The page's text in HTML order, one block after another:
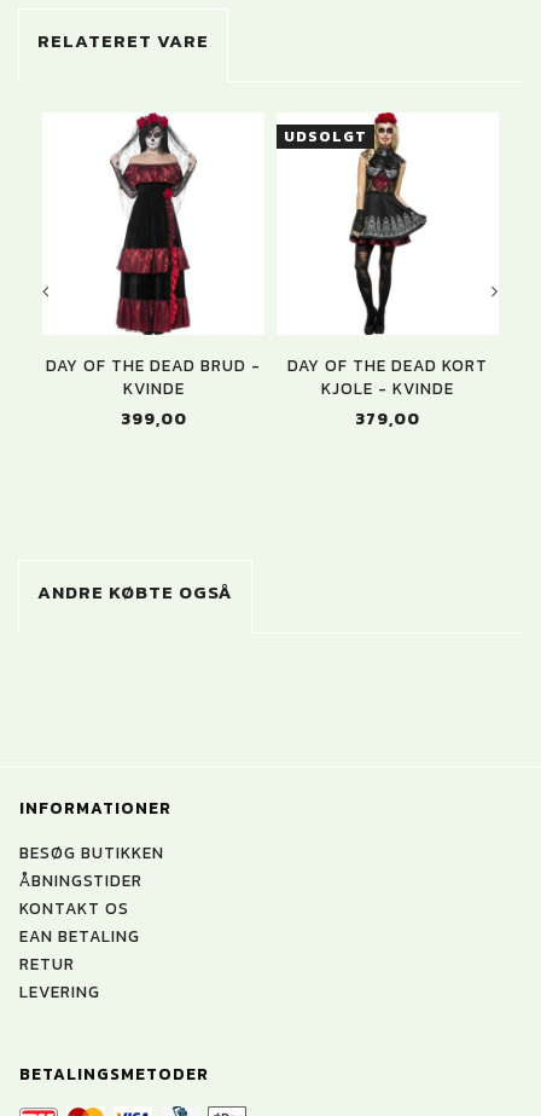
RELATERET VARE
DAY OF THE DEAD BRUD -
KVINDE
399,00
UDSOLGT
DAY OF THE DEAD KORT
KJOLE - KVINDE
379,00
ANDRE KØBTE OGSÅ
INFORMATIONER
BESØG BUTIKKEN
ÅBNINGSTIDER
KONTAKT OS
EAN BETALING
RETUR
LEVERING
BETALINGSMETODER